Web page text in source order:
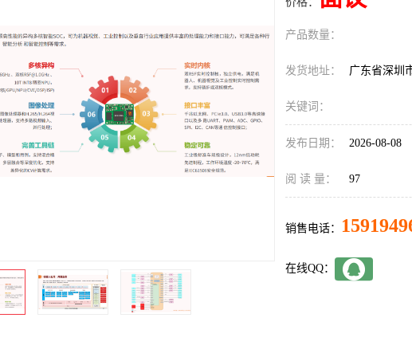
产品数量：
发货地址： 广东省深圳
关键词：
发布日期： 2026-08-08
阅 读 量： 97
销售电话：
在线QQ：